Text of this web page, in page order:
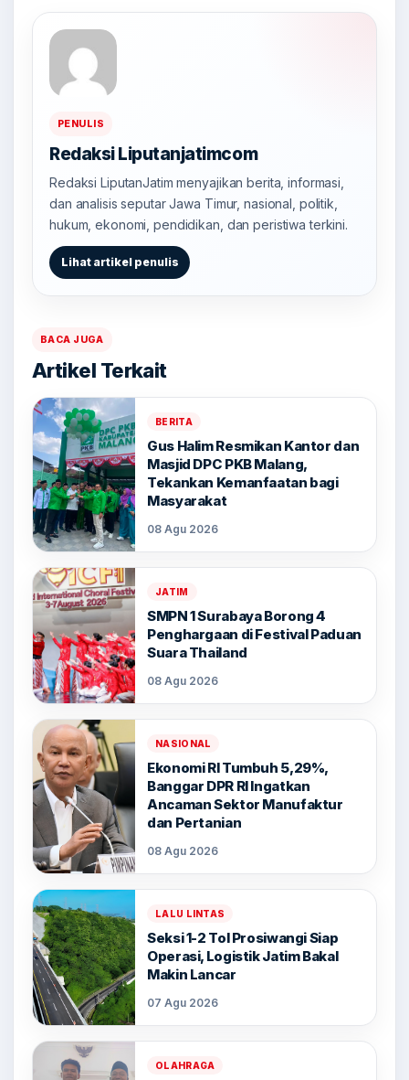
PENULIS
Redaksi Liputanjatimcom
Redaksi LiputanJatim menyajikan berita, informasi,
dan analisis seputar Jawa Timur, nasional, politik,
hukum, ekonomi, pendidikan, dan peristiwa terkini.
Lihat artikel penulis
BACA JUGA
Artikel Terkait
BERITA
Gus Halim Resmikan Kantor dan
Masjid DPC PKB Malang,
Tekankan Kemanfaatan bagi
Masyarakat
08 Agu 2026
JATIM
SMPN 1 Surabaya Borong 4
Penghargaan di Festival Paduan
Suara Thailand
08 Agu 2026
NASIONAL
Ekonomi RI Tumbuh 5,29%,
Banggar DPR RI Ingatkan
Ancaman Sektor Manufaktur
dan Pertanian
08 Agu 2026
LALU LINTAS
Seksi 1-2 Tol Prosiwangi Siap
Operasi, Logistik Jatim Bakal
Makin Lancar
07 Agu 2026
OLAHRAGA